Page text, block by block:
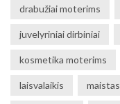
drabužiai moterims
juvelyriniai dirbiniai
kosmetika moterims
laisvalaikis maistas